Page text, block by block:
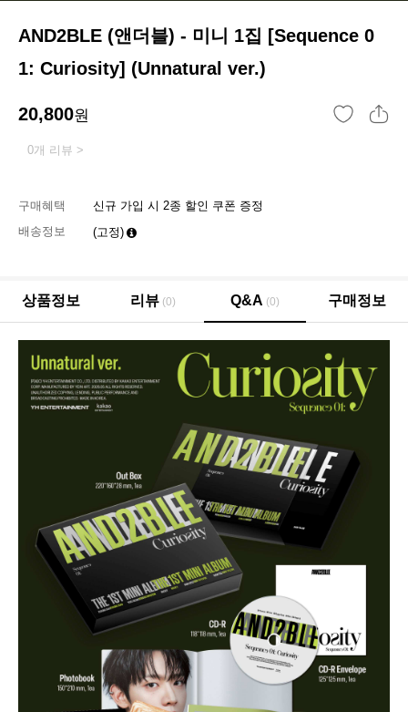
AND2BLE (앤더블) - 미니 1집 [Sequence 0
1: Curiosity] (Unnatural ver.)
20,800원
0개 리뷰 >
구매혜택
신규 가입 시 2종 할인 쿠폰 증정
배송정보
(고정)
상품정보 리뷰 (0) Q&A (0) 구매정보